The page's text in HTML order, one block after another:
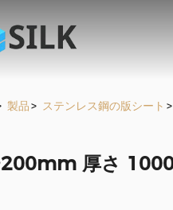
製品> ステンレス鋼の版シート >
厚さ